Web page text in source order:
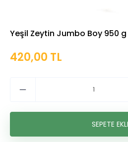
Yeşil Zeytin Jumbo Boy 950 g
420,00 TL